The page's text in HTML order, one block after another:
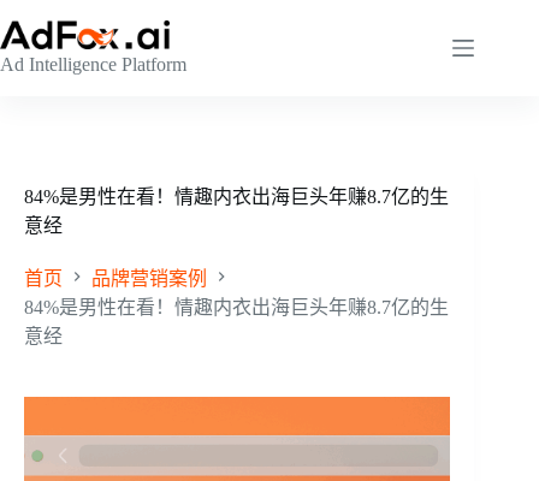
至
内
Ad Intelligence Platform
84%是男性在看！情趣内衣出海巨头年赚8.7亿的生
意经
首页
品牌营销案例
84%是男性在看！情趣内衣出海巨头年赚8.7亿的生
意经